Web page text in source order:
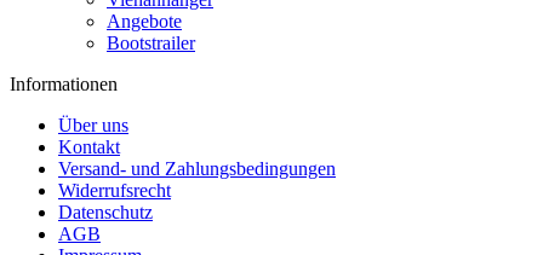
Angebote
Bootstrailer
Informationen
Über uns
Kontakt
Versand- und Zahlungsbedingungen
Widerrufsrecht
Datenschutz
AGB